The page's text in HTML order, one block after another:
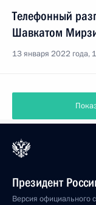
Телефонный
Шавкатом
13 января 2022 года,
Президент
Версия официального